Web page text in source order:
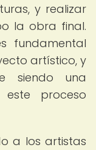
y realizar
la obra final.
fundamental
artístico, y
siendo una
este proceso
a los artistas